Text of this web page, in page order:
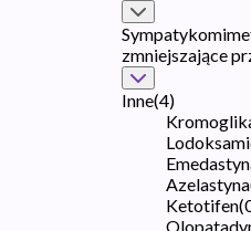
zmniejszające
Inne(4)
Azelastyna
Ketotifen(